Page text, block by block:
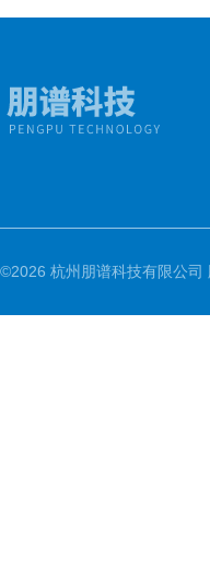
©2026 杭州朋谱科技有限公司